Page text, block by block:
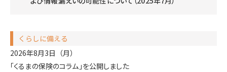
くらしに備える
2026年8月3日（月）
「くるまの保険のコラム」を公開しました